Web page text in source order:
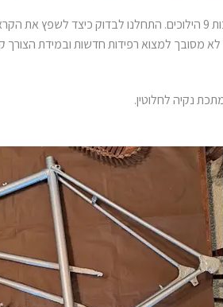
התכנסנו לקבלת החלטה איך ממשיכים. לבסוף הכיוון שנבחר היה להישאר עם מערכות 9 הילוכים.
נקיה לחלוטין.